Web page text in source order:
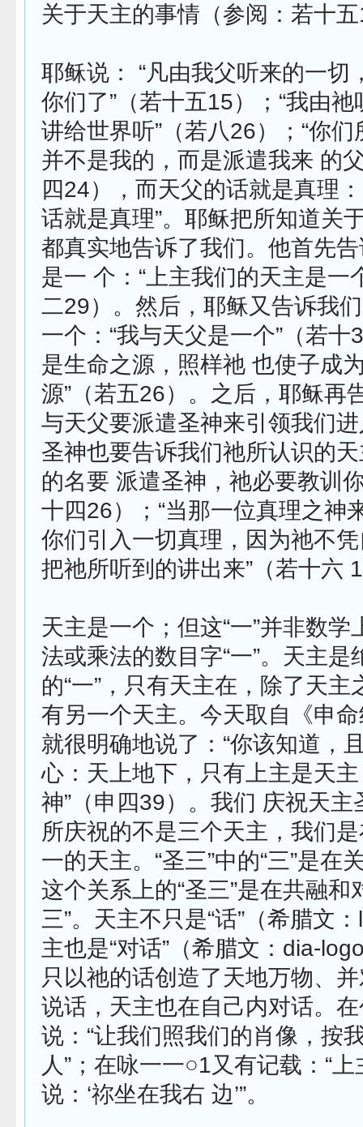
关于天主的事情（参阅：若十
耶稣说： “凡由我父听来的一切
你们了”（若十五15）；“我由
讲给世界听”（若八26）；“你
并不是我的，而是派遣我来 的
四24），而天父的话就是真理
话就是真理”。耶稣把所知道关
都真实地告诉了我们。他首先
是一 个：“上主我们的天主是一
二29）。然后，耶稣又告诉我
一个：“我与天父是一个”（若十
是生命之源，照样祂 也使子成
源”（若五26）。之后，耶稣再
与天父要派遣圣神来引领我们
圣神也要告诉我们祂所认识的天
的名要 派遣圣神，祂必要教训
十四26）；“当那一位真理之神
你们引入一切真理，因为祂不
把祂所听到的讲出来”（若十六
天主是一个；但这“一”并非数学
法或乘法的数目字“一”。天主是
的“一”，只有天主在，除了天主
有另一个天主。今天取自《申
就很明确地说了：“你该知道，
心：天上地下，只有上主是天
神”（申四39）。我们 庆祝天主
所庆祝的不是三个天主，我们
一的天主。“圣三”中的“三”是在
这个关系上的“圣三”是在共融和
三”。天主不只是“话”（希腊文
主也是“对话”（希腊文：dia-
只以祂的话创造了天地万物、
说话，天主也在自己内对话。
说：“让我们照我们的肖像，按
人”；在咏一一○1又有记载：“
说：‘祢坐在我右 边’”。